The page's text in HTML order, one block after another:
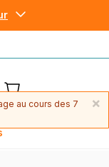
×
au cours des 7